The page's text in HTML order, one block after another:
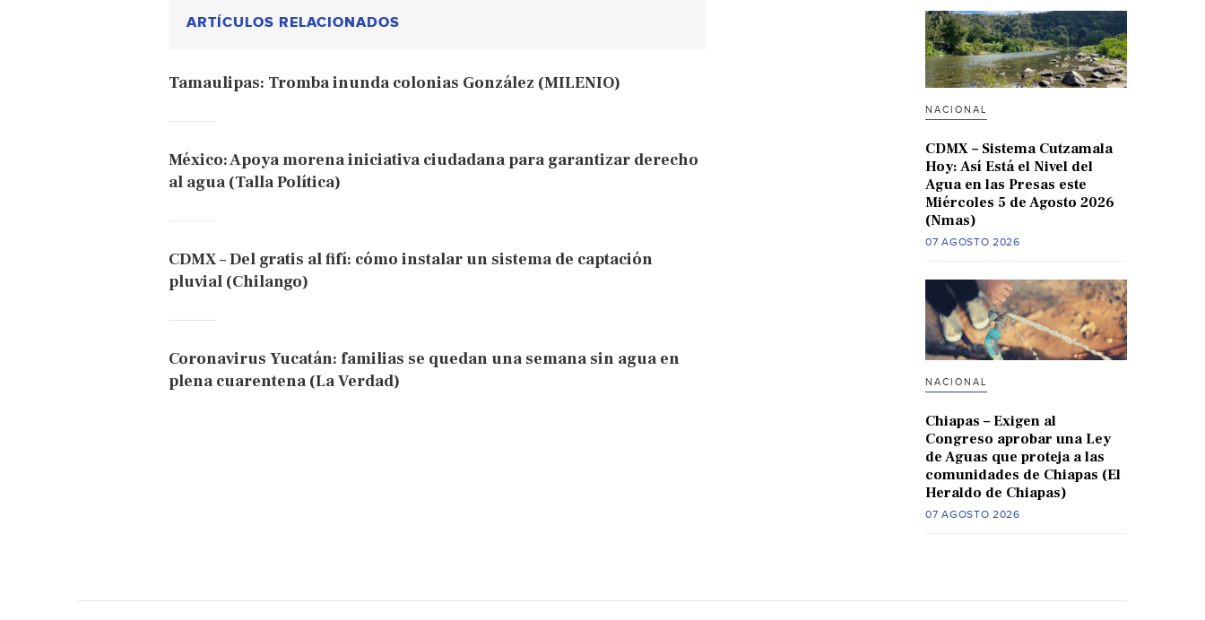
ARTÍCULOS RELACIONADOS
Tamaulipas: Tromba inunda colonias González (MILENIO)
México: Apoya morena iniciativa ciudadana para garantizar derecho
al agua (Talla Política)
CDMX – Del gratis al fifí: cómo instalar un sistema de captación
pluvial (Chilango)
Coronavirus Yucatán: familias se quedan una semana sin agua en
plena cuarentena (La Verdad)
NACIONAL
CDMX – Sistema Cutzamala
Hoy: Así Está el Nivel del
Agua en las Presas este
Miércoles 5 de Agosto 2026
(Nmas)
07 AGOSTO 2026
NACIONAL
Chiapas – Exigen al
Congreso aprobar una Ley
de Aguas que proteja a las
comunidades de Chiapas (El
Heraldo de Chiapas)
07 AGOSTO 2026